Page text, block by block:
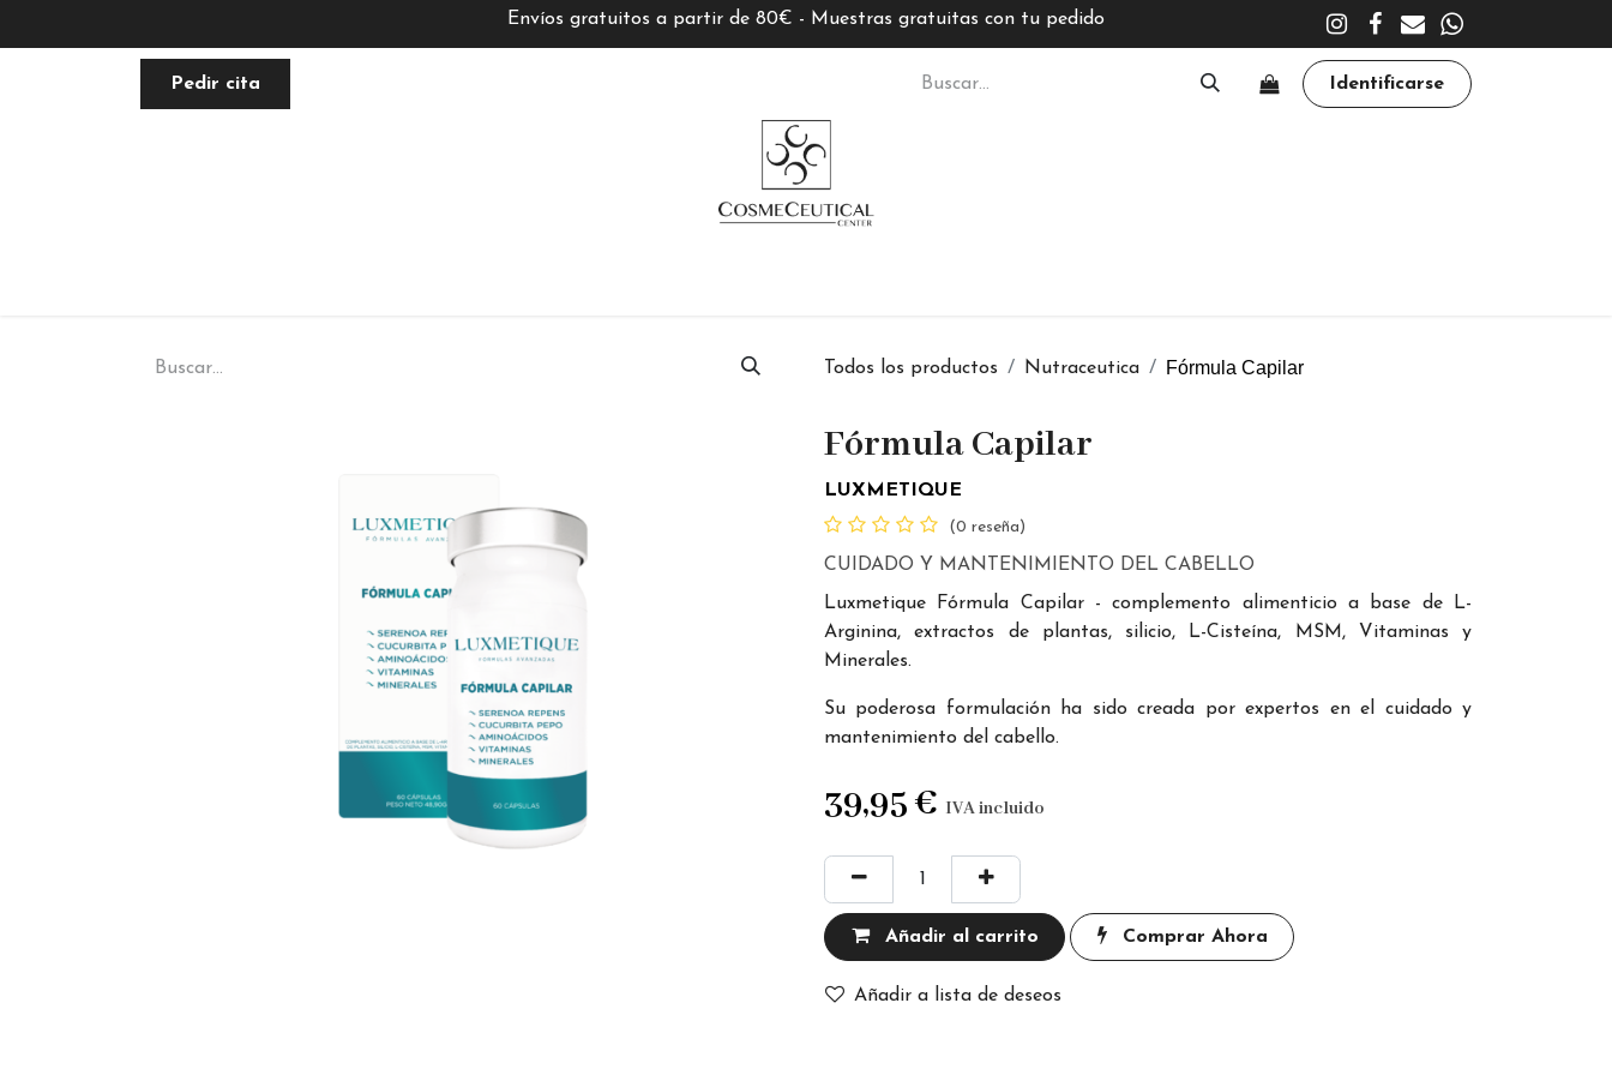
Envíos gratuitos a partir de 80€ - Muestras gratuitas con tu pedido
Pedir cita Identificarse
Todos los productos Nutraceutica Fórmula Capilar
Fórmula Capilar
LUXMETIQUE
(0 reseña)
CUIDADO Y MANTENIMIENTO DEL CABELLO
Luxmetique Fórmula Capilar - complemento alimenticio a base de L-
Arginina, extractos de plantas, silicio, L-Cisteína, MSM, Vitaminas y
Minerales.
Su poderosa formulación ha sido creada por expertos en el cuidado y
mantenimiento del cabello.
39,95€ IVA incluido
Añadir al carrito Comprar Ahora
Añadir a lista de deseos